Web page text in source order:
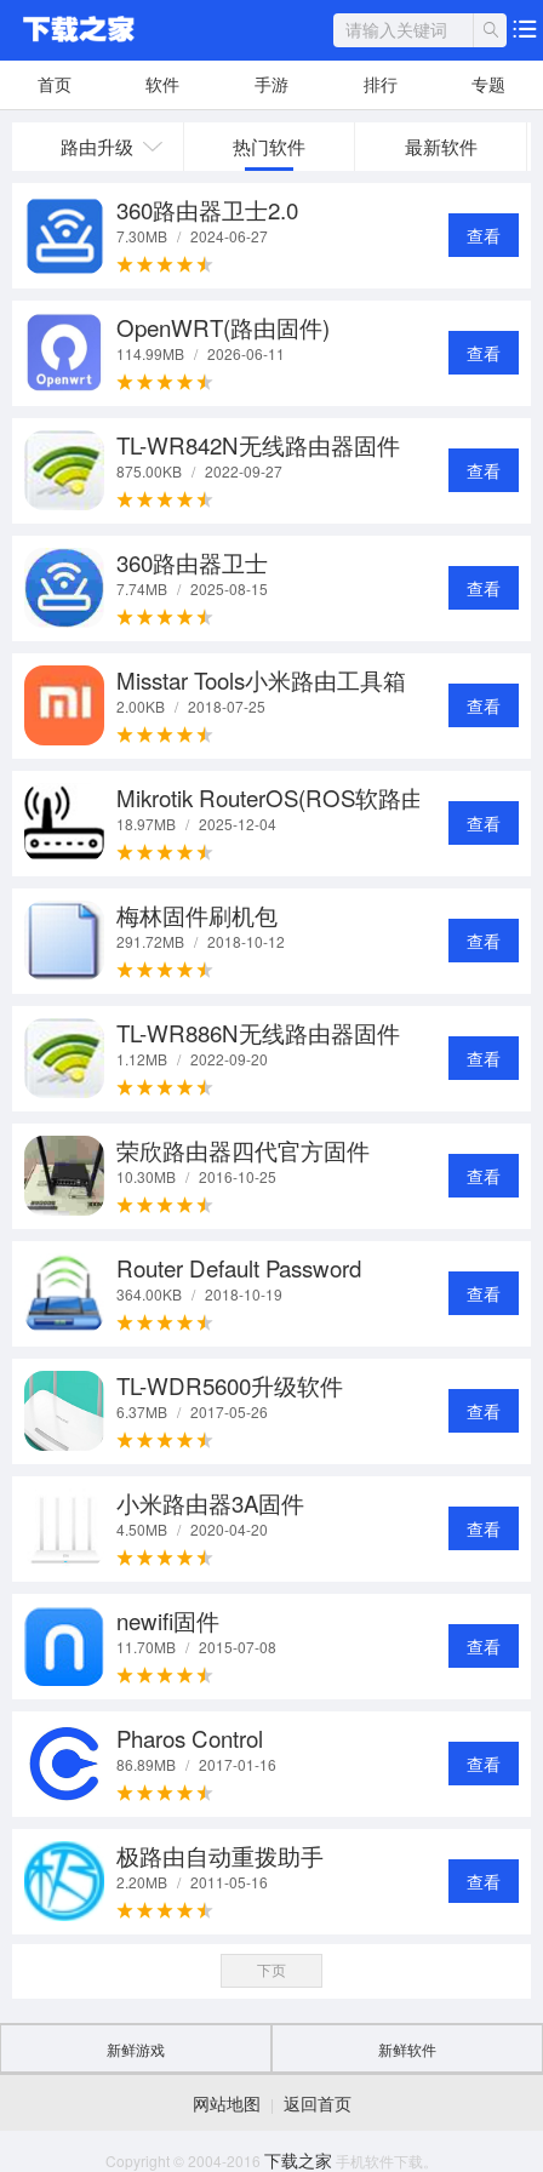
首页 软件 手游 排行 专题
路由升级 热门软件 最新软件
360路由器卫士2.0
7.30MB / 2024-06-27 查看
OpenWRT(路由固件)
114.99MB / 2026-06-11 查看
TL-WR842N无线路由器固件
875.00KB / 2022-09-27 查看
360路由器卫士
7.74MB / 2025-08-15 查看
Misstar Tools小米路由工具箱
2.00KB / 2018-07-25 查看
Mikrotik RouterOS(ROS软路由)
18.97MB / 2025-12-04 查看
梅林固件刷机包
291.72MB / 2018-10-12 查看
TL-WR886N无线路由器固件
1.12MB / 2022-09-20 查看
荣欣路由器四代官方固件
10.30MB / 2016-10-25 查看
Router Default Password
364.00KB / 2018-10-19 查看
TL-WDR5600升级软件
6.37MB / 2017-05-26 查看
小米路由器3A固件
4.50MB / 2020-04-20 查看
newifi固件
11.70MB / 2015-07-08 查看
Pharos Control
86.89MB / 2017-01-16 查看
极路由自动重拨助手
2.20MB / 2011-05-16 查看
下页
新鲜游戏 新鲜软件
网站地图 | 返回首页
Copyright © 2004-2016 下载之家 手机软件下载。